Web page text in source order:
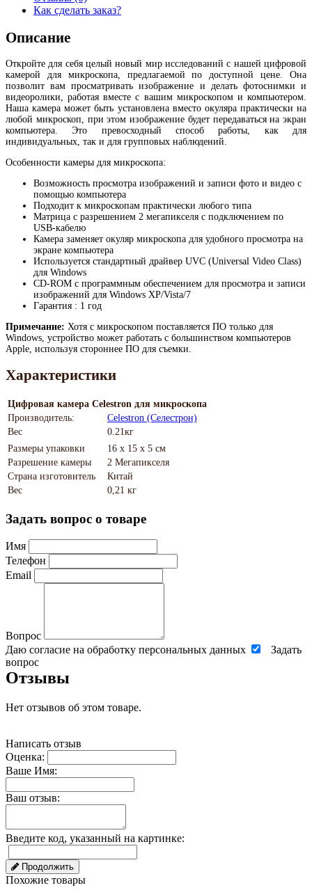
Как сделать заказ?
Описание
Откройте для себя целый новый мир исследований с нашей цифровой
камерой для микроскопа, предлагаемой по доступной цене. Она
позволит вам просматривать изображение и делать фотоснимки и
видеоролики, работая вместе с вашим микроскопом и компьютером.
Наша камера может быть установлена вместо окуляра практически на
любой микроскоп, при этом изображение будет передаваться на экран
компьютера. Это превосходный способ работы, как для
индивидуальных, так и для групповых наблюдений.
Особенности камеры для микроскопа:
Возможность просмотра изображений и записи фото и видео с
помощью компьютера
Подходит к микроскопам практически любого типа
Матрица с разрешением 2 мегапикселя с подключением по
USB-кабелю
Камера заменяет окуляр микроскопа для удобного просмотра на
экране компьютера
Используется стандартный драйвер UVC (Universal Video Class)
для Windows
CD-ROM с программным обеспечением для просмотра и записи
изображений для Windows XP/Vista/7
Гарантия : 1 год
Примечание: Хотя с микроскопом поставляется ПО только для
Windows, устройство может работать с большинством компьютеров
Apple, используя стороннее ПО для съемки.
Характеристики
Цифровая камера Celestron для микроскопа
Производитель:
Celestron (Селестрон)
Вес
0.21кг
Размеры упаковки
16 х 15 х 5 см
Разрешение камеры
2 Мегапикселя
Страна изготовитель
Китай
Вес
0,21 кг
Задать вопрос о товаре
Имя
Телефон
Email
Вопрос
Даю согласие на обработку персональных данных
Задать
вопрос
Отзывы
Нет отзывов об этом товаре.
Написать отзыв
Оценка:
Ваше Имя:
Ваш отзыв:
Введите код, указанный на картинке:
Продолжить
Похожие товары